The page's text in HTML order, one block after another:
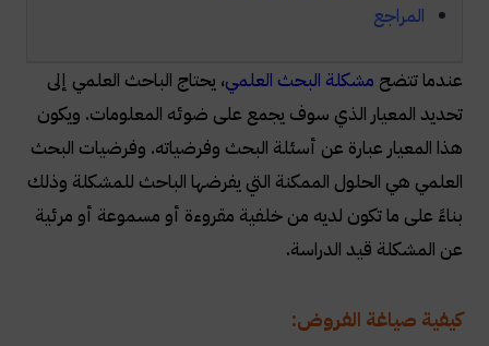
المراجع
عندما تتضح مشكلة البحث العلمي، يحتاج الباحث العلمي إلى
تحديد المعيار الذي سوف يجمع على ضوئه المعلومات. ويكون
هذا المعيار عبارة عن أسئلة البحث وفرضياته. وفرضيات البحث
العلمي هي الحلول الممكنة التي يفرضها الباحث للمشكلة وذلك
بناءً على ما تكون لديه من خلفية مقروءة أو مسموعة أو مرئية
عن المشكلة قيد الدراسة.
كيفية صياغة الفروض: